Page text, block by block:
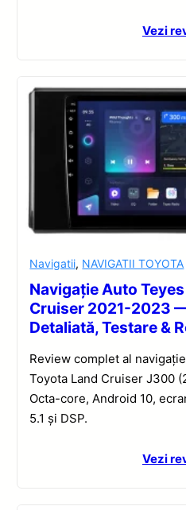
Vezi
Navigatii, NAVIGATII TOYOTA
Navigație Auto
Cruiser 2021-2023
Detaliată, Testare &
Review complet al
Toyota Land Cruiser J300
Octa-core, Android 10,
5.1 și DSP.
Vezi